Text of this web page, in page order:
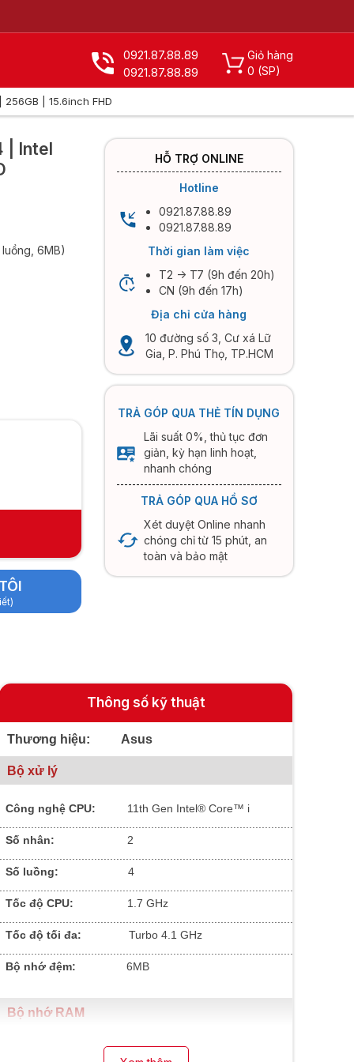
Giỏ hàng
0 (SP)
0921.87.88.89
0921.87.88.89
256GB | 15.6inch FHD
| Intel
luồng, 6MB)
HỖ TRỢ ONLINE
Hotline
0921.87.88.89
0921.87.88.89
Thời gian làm việc
T2 -> T7 (9h đến 20h)
CN (9h đến 17h)
Địa chỉ cửa hàng
10 đường số 3, Cư xá Lữ
Gia, P. Phú Thọ, TP.HCM
TRẢ GÓP QUA THẺ TÍN DỤNG
Lãi suất 0%, thủ tục đơn
giản, kỳ hạn linh hoạt,
nhanh chóng
TRẢ GÓP QUA HỒ SƠ
Xét duyệt Online nhanh
chóng chỉ từ 15 phút, an
toàn và bảo mật
Thông số kỹ thuật
Thương hiệu: Asus
Bộ xử lý
Công nghệ CPU: 11th Gen Intel® Core™ i
Số nhân:
2
Số luồng: 4
Tốc độ CPU: 1.7 GHz
Tốc độ tối đa: Turbo 4.1 GHz
Bộ nhớ đệm: 6MB
Bộ nhớ RAM
Dung lượng RAM:
8GB